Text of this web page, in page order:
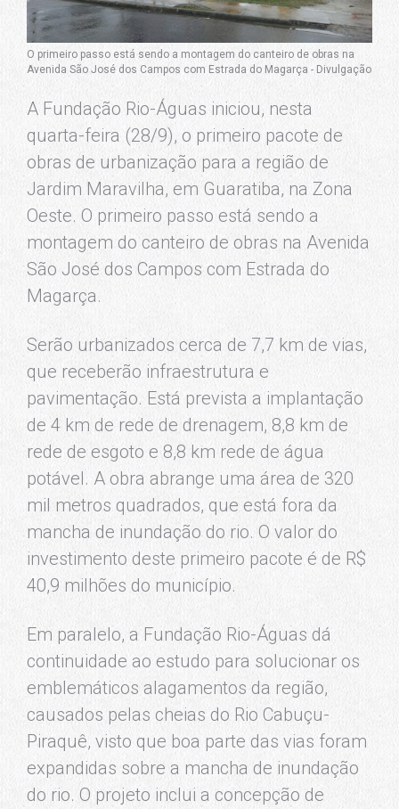
O primeiro passo está sendo a montagem do canteiro de obras na
Avenida São José dos Campos com Estrada do Magarça - Divulgação
A Fundação Rio-Águas iniciou, nesta
quarta-feira (28/9), o primeiro pacote de
obras de urbanização para a região de
Jardim Maravilha, em Guaratiba, na Zona
Oeste. O primeiro passo está sendo a
montagem do canteiro de obras na Avenida
São José dos Campos com Estrada do
Magarça.
Serão urbanizados cerca de 7,7 km de vias,
que receberão infraestrutura e
pavimentação. Está prevista a implantação
de 4 km de rede de drenagem, 8,8 km de
rede de esgoto e 8,8 km rede de água
potável. A obra abrange uma área de 320
mil metros quadrados, que está fora da
mancha de inundação do rio. O valor do
investimento deste primeiro pacote é de R$
40,9 milhões do município.
Em paralelo, a Fundação Rio-Águas dá
continuidade ao estudo para solucionar os
emblemáticos alagamentos da região,
causados pelas cheias do Rio Cabuçu-
Piraquê, visto que boa parte das vias foram
expandidas sobre a mancha de inundação
do rio. O projeto inclui a concepção de